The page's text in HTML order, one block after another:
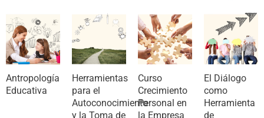
Antropología
Educativa
Herramientas
para el
Autoconocimiento
y la Toma de
Curso
Crecimiento
Personal en
la Empresa
El Diálogo
como
Herramienta
de